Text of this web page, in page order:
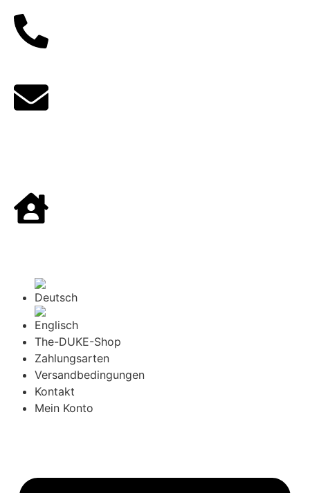
The-DUKE-Shop
Zahlungsarten
Versandbedingungen
Kontakt
Mein Konto